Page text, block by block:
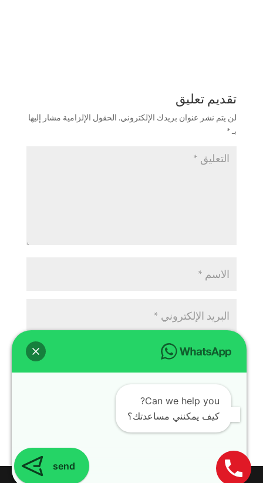
تقديم تعليق
لن يتم نشر عنوان بريدك الإلكتروني.الحقول الإلزامية مشار إليها
بـ*
Can we help you?
كيف يمكنني مساعدتك؟
send